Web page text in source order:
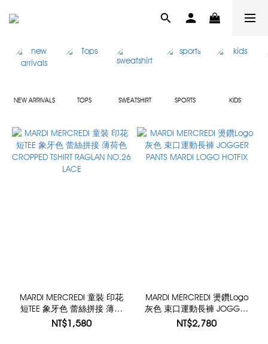
NEW ARRIVALS TOPS SWEATSHIRT SPORTS KIDS
MARDI MERCREDI 童裝 印花
短TEE 象牙色 蕾絲拼接 薄荷
色 CROPPED TSHIRT RAGLAN
NT$1,580
MARDI MERCREDI 燙鑽Logo
灰色 束口運動長褲 JOGGER
PANTS MARDI LOGO HOTFIX
NT$2,780